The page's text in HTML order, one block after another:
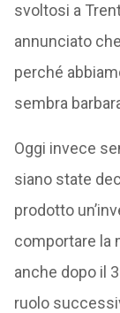
svoltosi a
annunciato
perché
sembra
Oggi invece
siano state
prodotto
comportare la
anche dopo il
ruolo